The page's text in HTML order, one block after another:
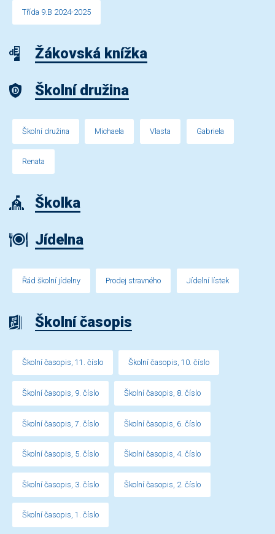
Třída 9.B 2024-2025
Žákovská knížka
Školní družina
Školní družina Michaela Vlasta Gabriela
Renata
Školka
Jídelna
Řád školní jídelny Prodej stravného Jídelní lístek
Školní časopis
Školní časopis, 11. číslo Školní časopis, 10. číslo
Školní časopis, 9. číslo Školní časopis, 8. číslo
Školní časopis, 7. číslo Školní časopis, 6. číslo
Školní časopis, 5. číslo Školní časopis, 4. číslo
Školní časopis, 3. číslo Školní časopis, 2. číslo
Školní časopis, 1. číslo